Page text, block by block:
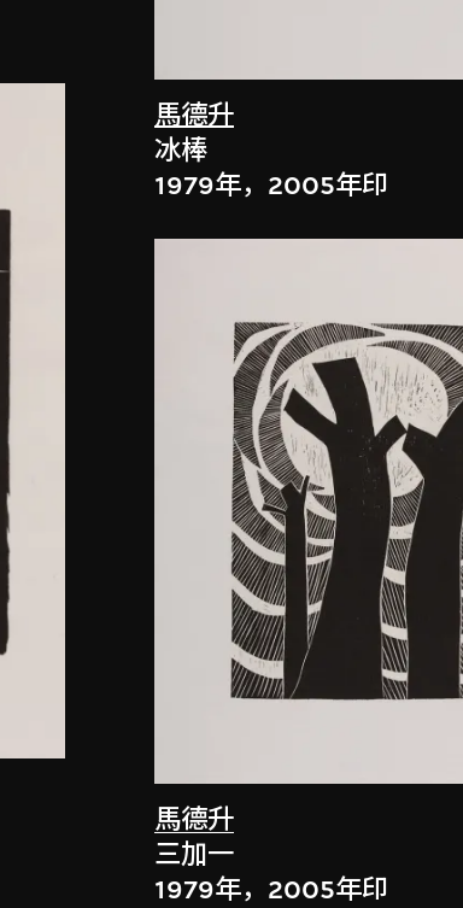
馬德升
冰棒
1979年，2005年印
馬德升
三加一
1979年，2005年印